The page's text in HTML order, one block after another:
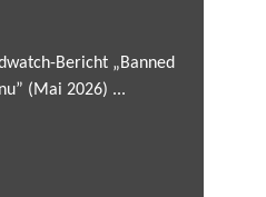
Bericht „Banned
(Mai 2026) ...